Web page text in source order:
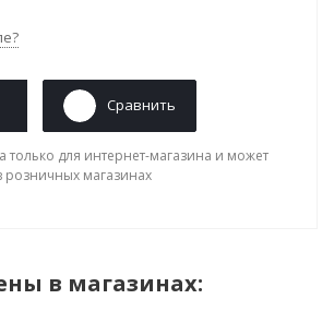
Сравнить
только для интернет-магазина и может
розничных магазинах
в магазинах: